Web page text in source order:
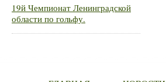
19й Чемпионат Ленинградской
области по гольфу.